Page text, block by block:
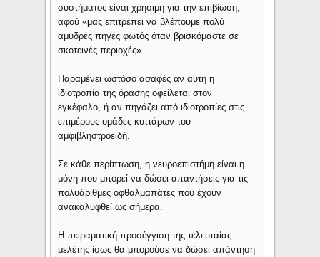
συστήματος είναι χρήσιμη για την επιβίωση,
αφού «μας επιτρέπει να βλέπουμε πολύ
αμυδρές πηγές φωτός όταν βρισκόμαστε σε
σκοτεινές περιοχές».
Παραμένει ωστόσο ασαφές αν αυτή η
ιδιοτροπία της όρασης οφείλεται στον
εγκέφαλο, ή αν πηγάζει από ιδιοτροπίες στις
επιμέρους ομάδες κυττάρων του
αμφιβληστροειδή.
Σε κάθε περίπτωση, η νευροεπιστήμη είναι η
μόνη που μπορεί να δώσει απαντήσεις για τις
πολυάριθμες οφθαλμαπάτες που έχουν
ανακαλυφθεί ως σήμερα.
Η πειραματική προσέγγιση της τελευταίας
μελέτης ίσως θα μπορούσε να δώσει απάντηση